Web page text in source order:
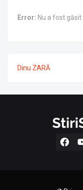
Error: Nu a fost
Dinu ZARĂ